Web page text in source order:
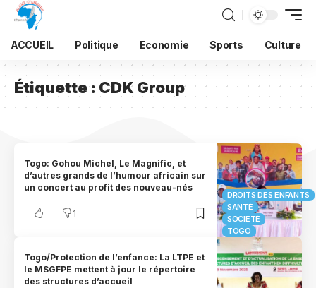
ACCUEIL Politique Economie Sports Culture
Étiquette : CDK Group
DROITS DES ENFANTS
SANTÉ
SOCIÉTÉ
TOGO
Togo: Gohou Michel, Le Magnific, et
d’autres grands de l’humour africain sur
un concert au profit des nouveau-nés
1
Togo/Protection de l’enfance: La LTPE et
le MSGFPE mettent à jour le répertoire
des structures d’accueil